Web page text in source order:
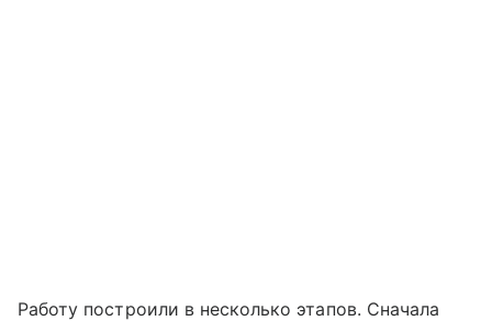
Работу построили в несколько этапов. Сначала